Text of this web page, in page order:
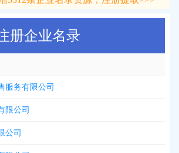
5312条企业名录资源，注册提取>>>
册企业名录
服务有限公司
限公司
公司